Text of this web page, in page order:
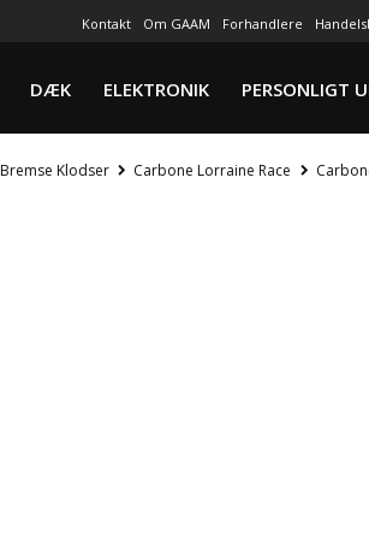
Kontakt Om GAAM Forhandlere
DÆK ELEKTRONIK PERSONLIGT
Bremse Klodser Carbone Lorraine Race